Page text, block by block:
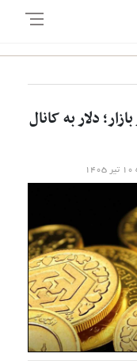
دلار به کانال